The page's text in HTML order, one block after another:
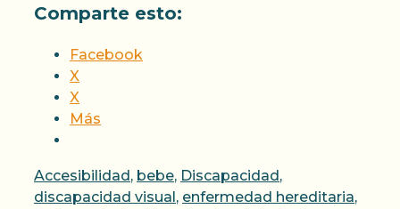
Comparte esto:
Facebook
X
X
Más
Categorías
Accesibilidad , bebe, Discapacidad ,
discapacidad visual , enfermedad hereditaria,